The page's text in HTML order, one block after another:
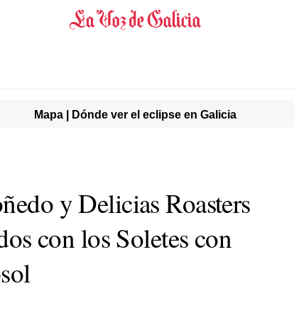
Mapa | Dónde ver el eclipse en Galicia
y Delicias Roasters
con los Soletes con